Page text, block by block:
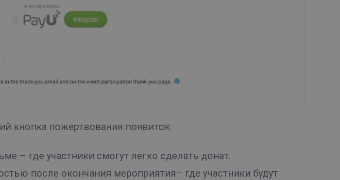
кнопка пожертвования появится:
– где участники смогут легко сделать донат.
после окончания мероприятия– где участники будут